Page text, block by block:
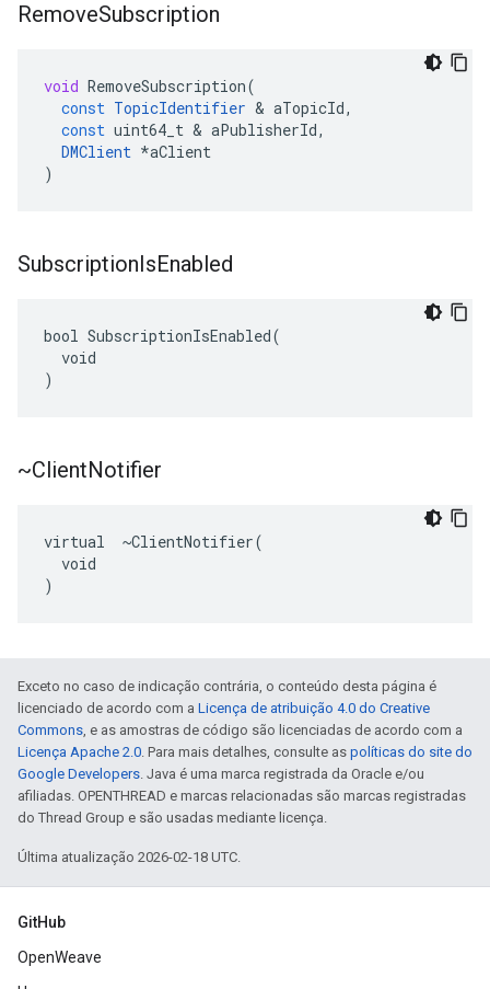
RemoveSubscription
void RemoveSubscription(
const TopicIdentifier & aTopicId,
const uint64_t & aPublisherId,
DMClient *aClient
)
SubscriptionIsEnabled
bool SubscriptionIsEnabled(
  void
)
~ClientNotifier
virtual  ~ClientNotifier(
  void
)
Exceto no caso de indicação contrária, o conteúdo desta página é
licenciado de acordo com a Licença de atribuição 4.0 do Creative
Commons, e as amostras de código são licenciadas de acordo com a
Licença Apache 2.0. Para mais detalhes, consulte as políticas do site do
Google Developers. Java é uma marca registrada da Oracle e/ou
afiliadas. OPENTHREAD e marcas relacionadas são marcas registradas
do Thread Group e são usadas mediante licença.
Última atualização 2026-02-18 UTC.
GitHub
OpenWeave